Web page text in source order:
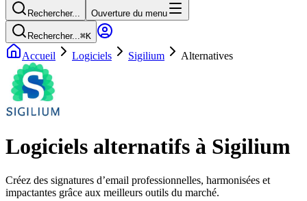
Rechercher... Ouverture du menu
Rechercher...⌘K
Accueil Logiciels Sigilium Alternatives
Logiciels alternatifs à Sigilium
Créez des signatures d’email professionnelles, harmonisées et
impactantes grâce aux meilleurs outils du marché.